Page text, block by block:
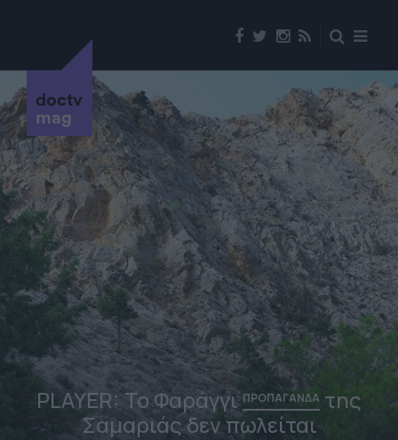
doctv
mag
PLAYER: Το ΦαράγγιΠΡΟΠΑΓΑΝΔΑ της
Σαμαριάς δεν πωλείται